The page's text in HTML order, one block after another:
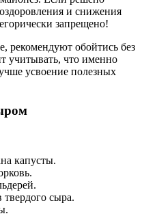
и снижения
запрещено!
рекомендуют обойтись без
учитывать, что именно
усвоение полезных
капусты.
сыра.